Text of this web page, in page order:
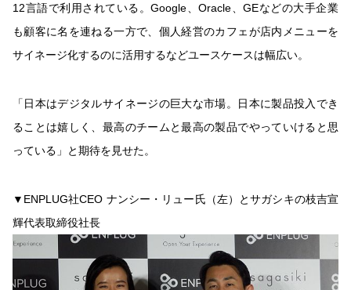
12言語で利用されている。Google、Oracle、GEなどの大手企業
も顧客に名を連ねる一方で、個人経営のカフェが店内メニューを
サイネージ化するのに活用するなどユースケースは幅広い。
「日本はデジタルサイネージの巨大な市場。日本に製品投入でき
ることは嬉しく、最高のチームと最高の製品でやっていけると思
っている」と期待を見せた。
▼ENPLUG社CEO ナンシー・リュー氏（左）とサガシキの枝吉宣
輝代表取締役社長